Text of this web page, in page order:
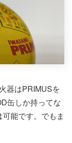
器はPRIMUSを
缶しか持ってな
能です。でもま